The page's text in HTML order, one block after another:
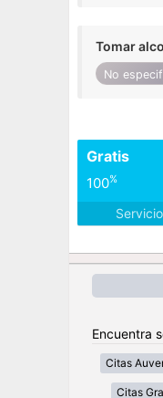
Tomar
No
Gratis
100%
Encuentra
Citas
Citas